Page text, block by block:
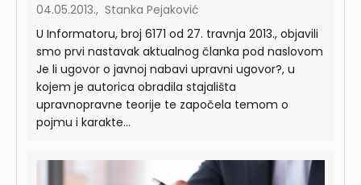
04.05.2013., Stanka Pejaković
U Informatoru, broj 6171 od 27. travnja 2013., objavili
smo prvi nastavak aktualnog članka pod naslovom
Je li ugovor o javnoj nabavi upravni ugovor?, u
kojem je autorica obradila stajališta
upravnopravne teorije te započela temom o
pojmu i karakte...